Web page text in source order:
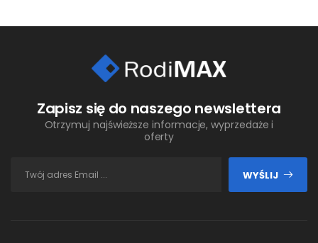
Zapisz się do naszego newslettera
Otrzymuj najświeższe informacje, wyprzedaże i
oferty
WYŚLIJ